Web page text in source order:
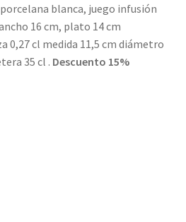
apliques
blanca, juego infusión
16 cm, plato 14 cm
0,27 cl medida 11,5 cm diámetro
35 cl . Descuento 15%